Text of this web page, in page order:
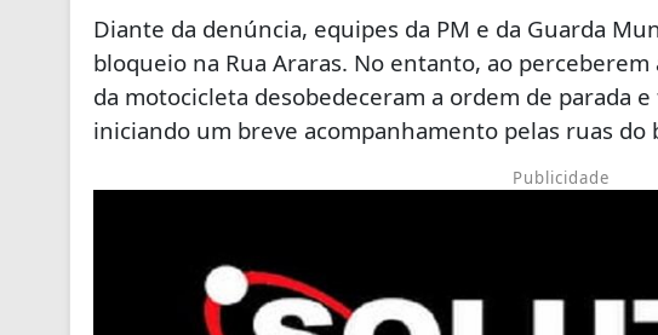
Diante da denúncia, equipes da PM e da Guarda
bloqueio na Rua Araras. No entanto, ao
da motocicleta desobedeceram a ordem de parada
iniciando um breve acompanhamento pelas ruas do
Publicidade